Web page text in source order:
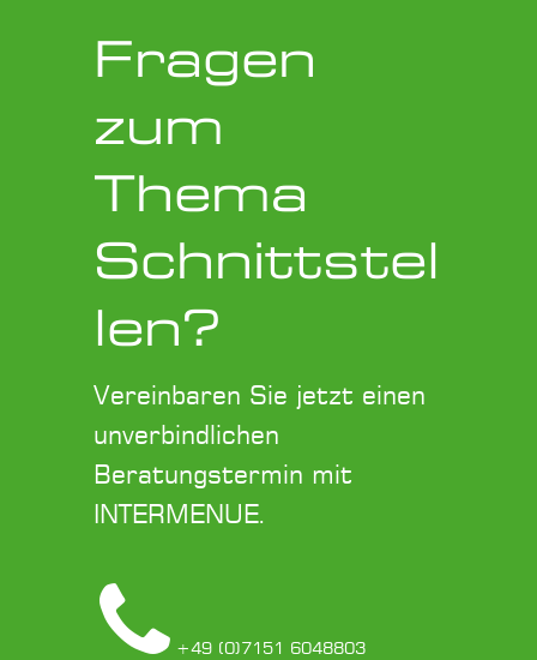
Fragen
zum
Thema
Schnittstel
len?
Vereinbaren Sie jetzt einen
unverbindlichen
Beratungstermin mit
INTERMENUE.
+49 (0)7151 6048803